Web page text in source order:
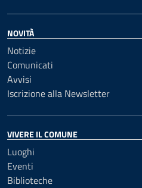
NOVITÀ
Notizie
Comunicati
Avvisi
Iscrizione alla Newsletter
VIVERE IL COMUNE
Luoghi
Eventi
Biblioteche